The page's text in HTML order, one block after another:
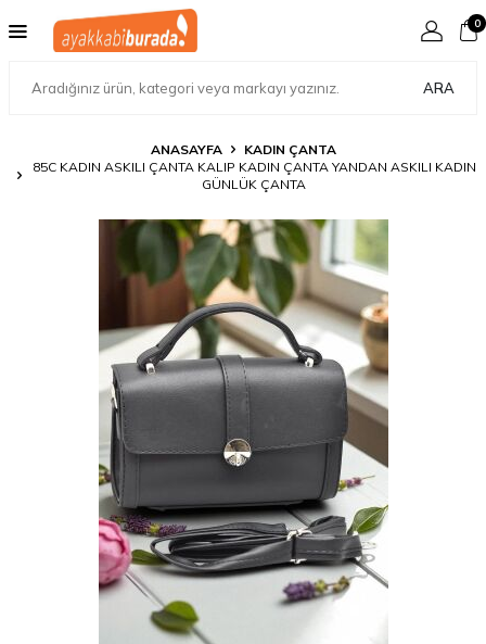
ARA
0
ANASAYFA
KADIN ÇANTA
85C KADIN ASKILI ÇANTA KALIP KADIN ÇANTA YANDAN ASKILI KADIN
GÜNLÜK ÇANTA